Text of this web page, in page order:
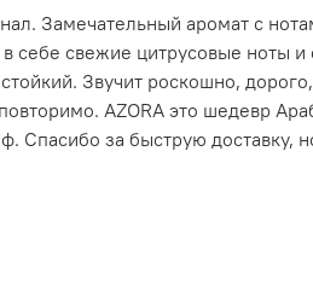
Замечательный аромат с
себе свежие цитрусовые ноты
Звучит роскошно,
AZORA это шедевр
Спасибо за быструю доставку,